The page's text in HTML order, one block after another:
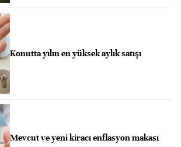
Konutta yılın en yüksek aylık satışı
Mevcut ve yeni kiracı enflasyon makası